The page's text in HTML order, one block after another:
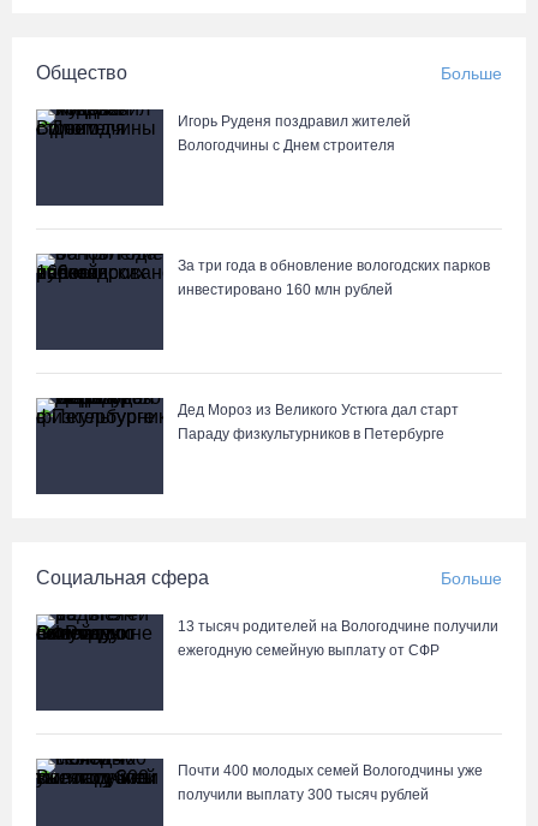
Общество Больше
Игорь Руденя поздравил жителей
Вологодчины с Днем строителя
За три года в обновление вологодских парков
инвестировано 160 млн рублей
Дед Мороз из Великого Устюга дал старт
Параду физкультурников в Петербурге
Социальная сфера Больше
13 тысяч родителей на Вологодчине получили
ежегодную семейную выплату от СФР
Почти 400 молодых семей Вологодчины уже
получили выплату 300 тысяч рублей